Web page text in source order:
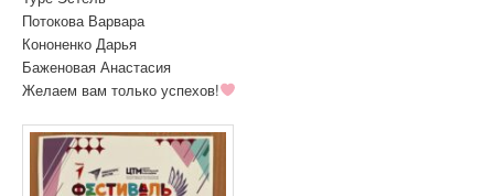
Потокова Варвара
Кононенко Дарья
Баженовая Анастасия
Желаем вам только успехов!